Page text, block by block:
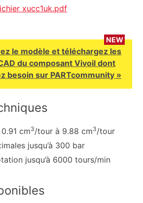
xucc1uk.pdf
NEW
le modèle et téléchargez les
du composant Vivoil dont
besoin sur PARTcommunity »
cm3/tour à 9.88 cm3/tour
jusqu’à 300 bar
jusqu’à 6000 tours/min